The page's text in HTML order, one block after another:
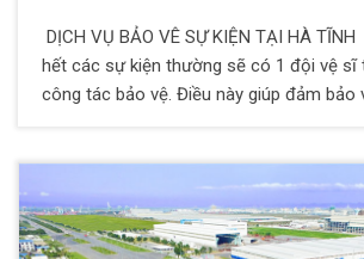
DỊCH VỤ BẢO VÊ SỰ KIỆN TẠI HÀ
hết các sự kiện thường sẽ có 1 đội vệ sĩ
công tác bảo vệ. Điều này giúp đảm bảo
kiện chuyên nghiệp. Tại bài viết này, Bảo
HOÀNG sẽ chia sẻ đến quý vị toàn bộ
vụ bảo vệ chuyên nghiệp tại các buổi sự